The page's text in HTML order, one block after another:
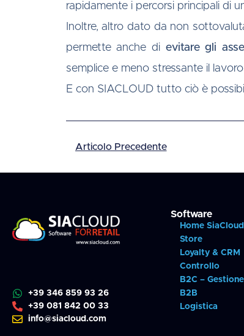
rapidamente i percorsi principali di
Inoltre, altro dato da non
permette anche di evitare gli
semplice e meno stressante il
E con SIACLOUD tutto ciò è
Articolo Precedente
+39 346 859 93 26
+39 081 842 00 33
info@siacloud.com
Software
Home SiaCloud
Store
Loyalty & CRM
Controllo
B2C –
B2B
Logistica